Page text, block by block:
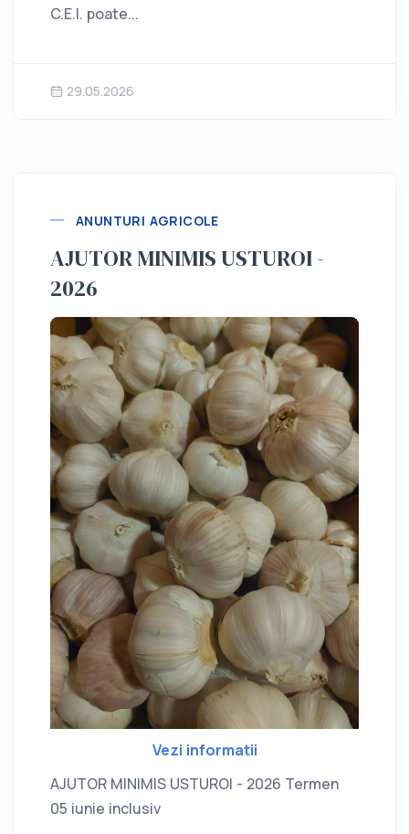
C.E.I. poate...
29.05.2026
ANUNTURI AGRICOLE
AJUTOR MINIMIS USTUROI -
2026
Vezi informatii
AJUTOR MINIMIS USTUROI - 2026 Termen
05 iunie inclusiv